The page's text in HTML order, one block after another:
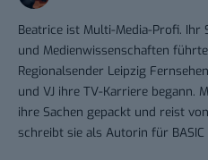
Beatrice ist Multi-Media-Profi.
und Medienwissenschaften
Regionalsender Leipzig
und VJ ihre TV-Karriere begann.
ihre Sachen gepackt und reist
schreibt sie als Autorin für BASIC